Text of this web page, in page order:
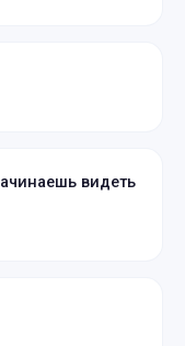
видеть